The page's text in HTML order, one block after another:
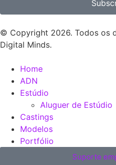
© Copyright 2026. Todos os
Digital Minds.
Home
ADN
Estúdio
Aluguer de Estúdio
Castings
Modelos
Portfólio
Suporte